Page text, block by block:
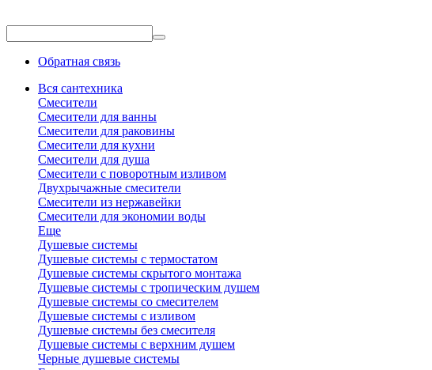
Обратная связь
Вся сантехника
Смесители
Смесители для ванны
Смесители для раковины
Смесители для кухни
Смесители для душа
Смесители с поворотным изливом
Двухрычажные смесители
Смесители из нержавейки
Смесители для экономии воды
Еще
Душевые системы
Душевые системы с термостатом
Душевые системы скрытого монтажа
Душевые системы с тропическим душем
Душевые системы со смесителем
Душевые системы с изливом
Душевые системы без смесителя
Душевые системы с верхним душем
Черные душевые системы